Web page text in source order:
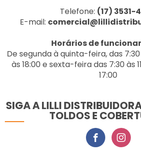
Telefone: (17) 3531-
E-mail:
Horários de
De segunda à quinta-feira, das 7:30
às 18:00 e sexta-feira das 7:30 às
17:00
SIGA A LILLI
TOLDOS E